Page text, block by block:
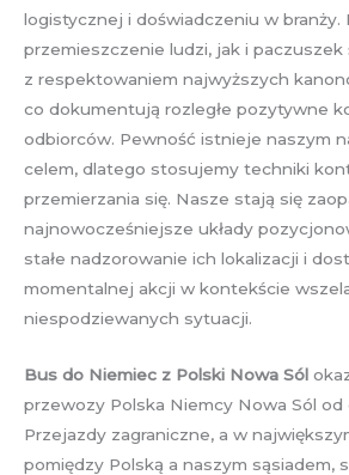
logistycznej i doświadczeniu w branży.
przemieszczenie ludzi, jak i
z respektowaniem najwyższych
co dokumentują rozległe pozytywne
odbiorców. Pewność istnieje naszym
celem, dlatego stosujemy techniki
przemierzania się. Nasze stają się
najnowocześniejsze układy
stałe nadzorowanie ich lokalizacji i
momentalnej akcji w kontekście
niespodziewanych sytuacji.
Bus do Niemiec z Polski Nowa Sól
przewozy Polska Niemcy Nowa Sól od
Przejazdy zagraniczne, a w
pomiędzy Polską a naszym sąsiadem,